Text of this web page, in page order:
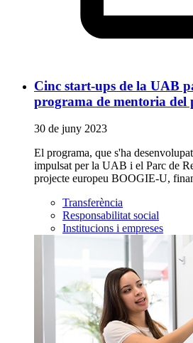
Cinc start-ups de la UAB
programa de mentoria del
30 de juny 2023
El programa, que s'ha
impulsat per la UAB i el Parc de
projecte europeu BOOGIE-U,
Transferència
Responsabilitat social
Institucions i empreses